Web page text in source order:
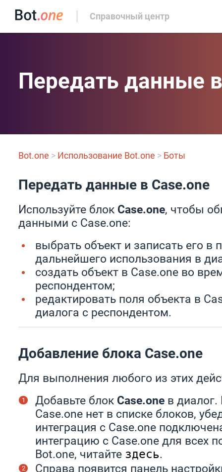
Справочный центр
Передать данные
Bot.one > Использование Bot.one > Боты
Передать данные в Case.one
Используйте блок Case.one, чтобы
данными с Case.one:
выбрать объект и записать его в
дальнейшего использования в
создать объект в Case.one во
респондентом;
редактировать поля объекта в
диалога с респондентом.
Добавление блока Case.one
Для выполнения любого из этих
Добавьте блок Case.one в диалог.
Case.one нет в списке блоков,
интеграция с Case.one
интеграцию с Case.one для всех
Bot.one, читайте здесь.
Справа появится панель